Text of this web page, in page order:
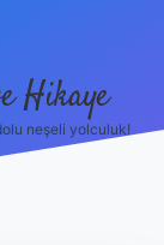
Hikaye
neşeli yolculuk!